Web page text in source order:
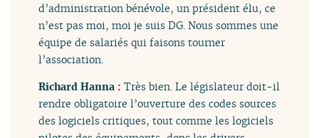
d’administration bénévole, un président élu, ce
n’est pas moi, moi je suis DG. Nous sommes une
équipe de salariés qui faisons tourner
l’association.
Richard Hanna :Très bien. Le législateur doit-il
rendre obligatoire l’ouverture des codes sources
des logiciels critiques, tout comme les logiciels